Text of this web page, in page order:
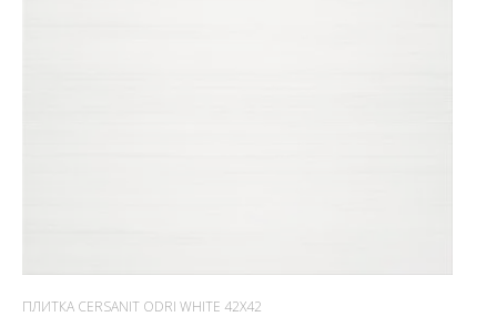
ПЛИТКА CERSANIT ODRI WHITE 42X42